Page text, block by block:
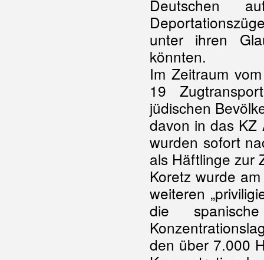
Deutschen
unter ihren
könnten.
Im Zeitraum
19
jüdischen
davon in das KZ
wurden sofort
als Häftlinge zur
Koretz wurde
weiteren
die
den über 7.000